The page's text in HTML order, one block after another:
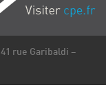
41 rue Garibaldi –